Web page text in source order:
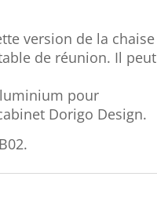
version de la chaise
de réunion. Il peut
pour
Dorigo Design.